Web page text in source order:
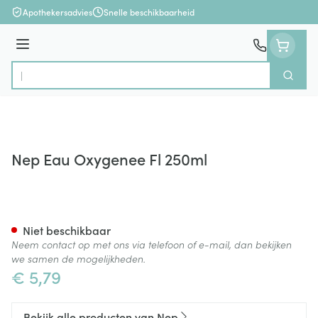
Ga naar de inhoud
Apothekersadvies Snelle beschikbaarheid
Menu
Product, merk, categorie...
Zoek
Nep Eau Oxygenee Fl 250ml
€ 5,79
Niet beschikbaar
Neem contact op met ons via telefoon of e-mail, dan bekijken
we samen de mogelijkheden.